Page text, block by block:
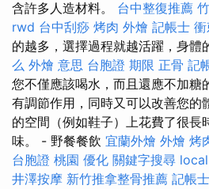
含許多人造材料。 台中整復推薦
rwd 台中刮痧 烤肉 外燴 記帳士
的越多，選擇過程就越活躍，身體
么 外燴 意思 台胞證 期限 正骨 記
您不僅應該喝水，而且還應不加糖
有調節作用，同時又可以改善您的
的空間（例如鞋子）上花費了很長
味。 - 野餐餐飲 宜蘭外燴 外燴 烤
台胞證 桃園 優化 關鍵字搜尋
井澤按摩 新竹推拿整骨推薦 記帳